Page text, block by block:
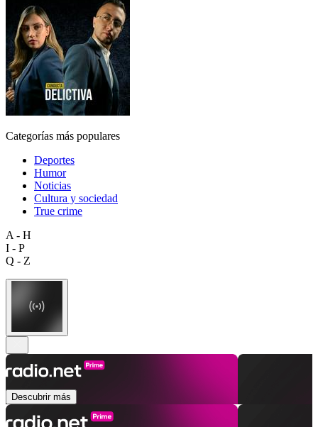
Categorías más populares
Deportes
Humor
Noticias
Cultura y sociedad
True crime
A - H
I - P
Q - Z
Descubrir más